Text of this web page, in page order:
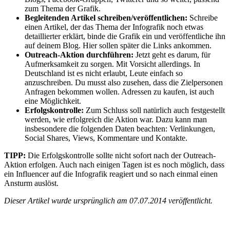
zum Thema der Grafik.
Begleitenden Artikel schreiben/veröffentlichen: Schreibe
einen Artikel, der das Thema der Infografik noch etwas
detaillierter erklärt, binde die Grafik ein und veröffentliche ihn
auf deinem Blog. Hier sollen später die Links ankommen.
Outreach-Aktion durchführen: Jetzt geht es darum, für
Aufmerksamkeit zu sorgen. Mit Vorsicht allerdings. In
Deutschland ist es nicht erlaubt, Leute einfach so
anzuschreiben. Du musst also zusehen, dass die Zielpersonen
Anfragen bekommen wollen. Adressen zu kaufen, ist auch
eine Möglichkeit.
Erfolgskontrolle: Zum Schluss soll natürlich auch festgestellt
werden, wie erfolgreich die Aktion war. Dazu kann man
insbesondere die folgenden Daten beachten: Verlinkungen,
Social Shares, Views, Kommentare und Kontakte.
TIPP: Die Erfolgskontrolle sollte nicht sofort nach der Outreach-
Aktion erfolgen. Auch nach einigen Tagen ist es noch möglich, dass
ein Influencer auf die Infografik reagiert und so nach einmal einen
Ansturm auslöst.
Dieser Artikel wurde ursprünglich am 07.07.2014 veröffentlicht.